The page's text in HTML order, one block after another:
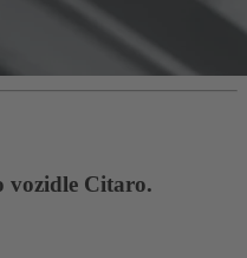
vozidle Citaro.